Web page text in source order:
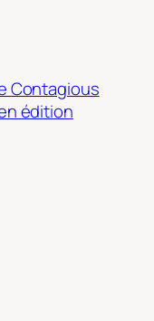
Contagious
édition